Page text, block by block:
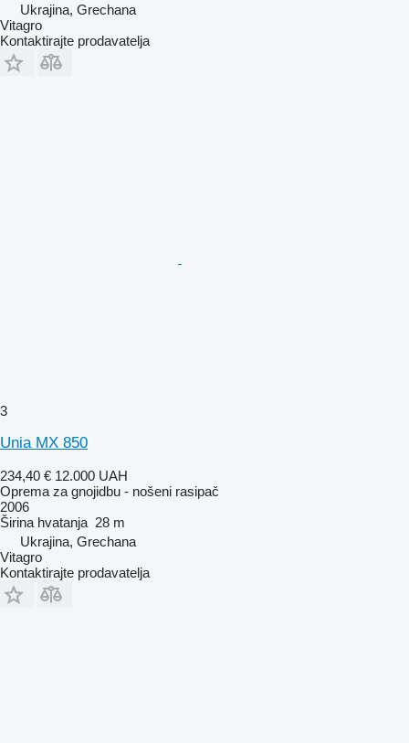
Ukrajina, Grechana
Vitagro
Kontaktirajte prodavatelja
3
Unia MX 850
234,40 € 12.000 UAH
Oprema za gnojidbu - nošeni rasipač
2006
Širina hvatanja 28 m
Ukrajina, Grechana
Vitagro
Kontaktirajte prodavatelja